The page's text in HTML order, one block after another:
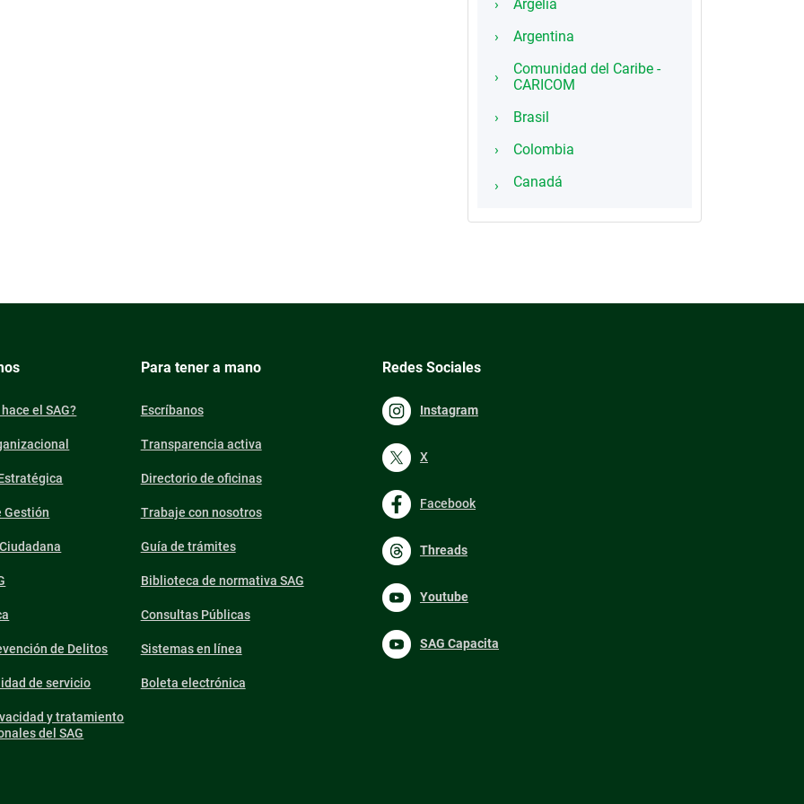
Argelia
Argentina
Comunidad del Caribe -
CARICOM
Brasil
Colombia
Canadá
el SAG?
Gestión
de Delitos
de servicio
y tratamiento
del SAG
Para tener a mano
Escríbanos
Transparencia activa
Directorio de oficinas
Trabaje con nosotros
Guía de trámites
Biblioteca de normativa SAG
Consultas Públicas
Sistemas en línea
Boleta electrónica
Redes Sociales
Instagram
X
Facebook
Threads
Youtube
SAG Capacita